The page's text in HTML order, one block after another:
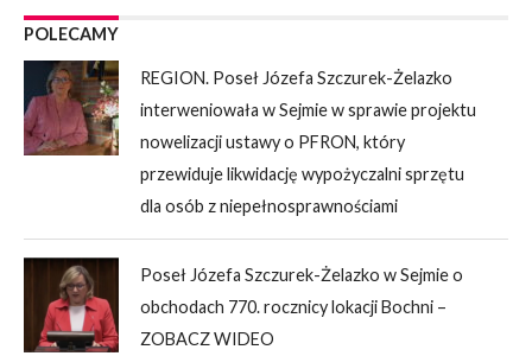
POLECAMY
REGION. Poseł Józefa Szczurek-Żelazko
interweniowała w Sejmie w sprawie projektu
nowelizacji ustawy o PFRON, który
przewiduje likwidację wypożyczalni sprzętu
dla osób z niepełnosprawnościami
Poseł Józefa Szczurek-Żelazko w Sejmie o
obchodach 770. rocznicy lokacji Bochni –
ZOBACZ WIDEO